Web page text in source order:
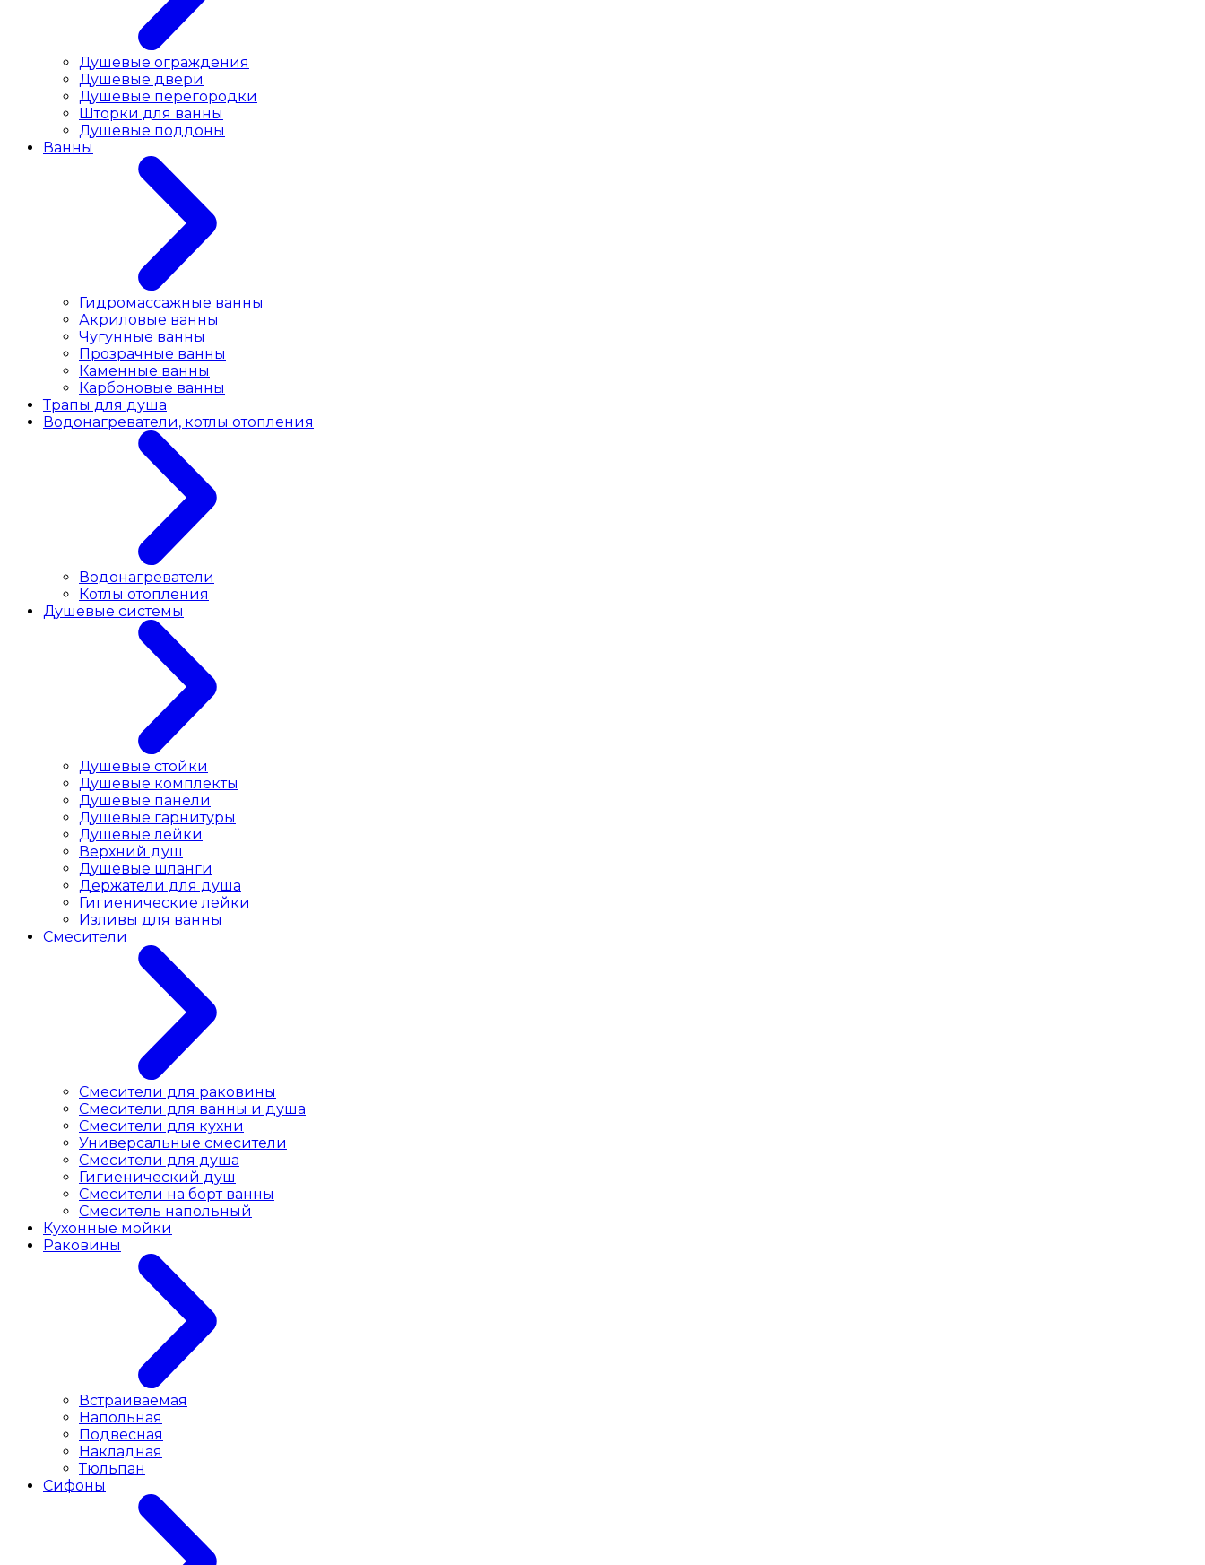
Душевые ограждения
Душевые двери
Душевые перегородки
Шторки для ванны
Душевые поддоны
Ванны
Гидромассажные ванны
Акриловые ванны
Чугунные ванны
Прозрачные ванны
Каменные ванны
Карбоновые ванны
Трапы для душа
Водонагреватели, котлы отопления
Водонагреватели
Котлы отопления
Душевые системы
Душевые стойки
Душевые комплекты
Душевые панели
Душевые гарнитуры
Душевые лейки
Верхний душ
Душевые шланги
Держатели для душа
Гигиенические лейки
Изливы для ванны
Смесители
Смесители для раковины
Cмесители для ванны и душа
Смесители для кухни
Универсальные смесители
Смесители для душа
Гигиенический душ
Смесители на борт ванны
Смеситель напольный
Кухонные мойки
Раковины
Встраиваемая
Напольная
Подвесная
Накладная
Тюльпан
Сифоны